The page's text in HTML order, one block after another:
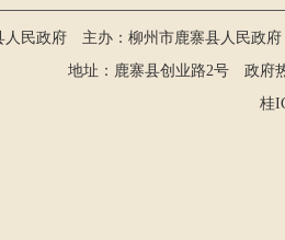
人民政府 主办：柳州市鹿寨县人民政
地址：鹿寨县创业路2号 政府
桂